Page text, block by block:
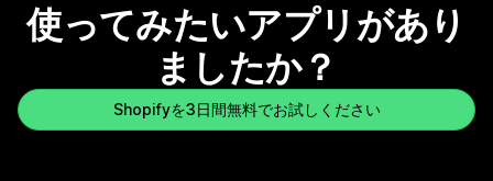
使ってみたいアプリがあり
ましたか？
Shopifyを3日間無料でお試しください